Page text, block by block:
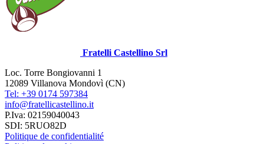
Fratelli Castellino Srl
Loc. Torre Bongiovanni 1
12089 Villanova Mondovì (CN)
Tel: +39 0174 597384
info@fratellicastellino.it
P.Iva: 02159040043
SDI: 5RUO82D
Politique de confidentialité